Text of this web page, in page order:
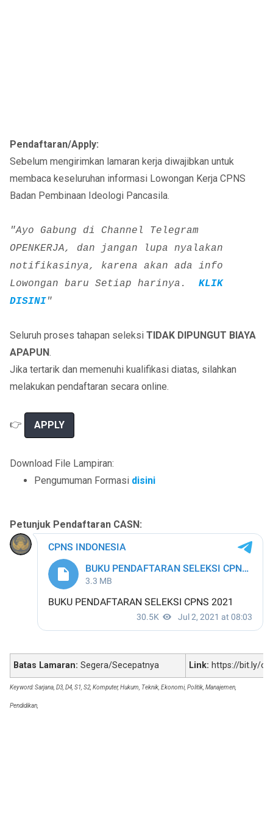
Pendaftaran/Apply:
Sebelum mengirimkan lamaran kerja diwajibkan untuk
membaca keseluruhan informasi Lowongan Kerja CPNS
Badan Pembinaan Ideologi Pancasila.
"Ayo Gabung di Channel Telegram
OPENKERJA, dan jangan lupa nyalakan
notifikasinya, karena akan ada info
Lowongan baru Setiap harinya. KLIK
DISINI"
Seluruh proses tahapan seleksi TIDAK DIPUNGUT BIAYA
APAPUN.
Jika tertarik dan memenuhi kualifikasi diatas, silahkan
melakukan pendaftaran secara online.
👉 APPLY
Download File Lampiran:
Pengumuman Formasi disini
Petunjuk Pendaftaran CASN:
Batas Lamaran: Segera/Secepatnya Link: https://bit.ly/
Keyword: Sarjana, D3, D4, S1, S2, Komputer, Hukum, Teknik, Ekonomi, Politik, Manajemen,
Pendidikan,